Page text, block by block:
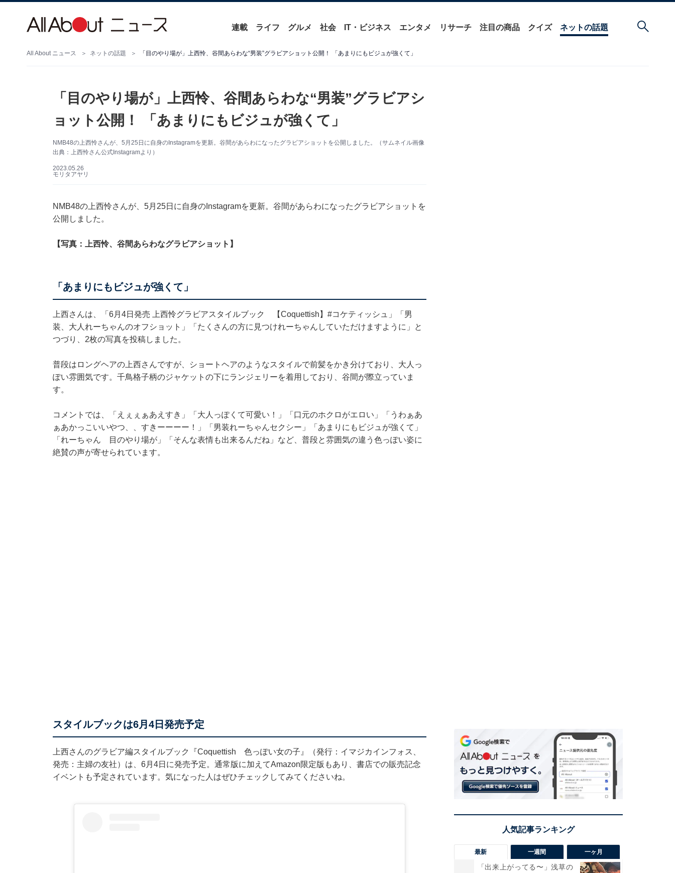
連載 ライフ グルメ 社会 IT・ビジネス エンタメ リサーチ 注目の商品 クイズ ネットの話題
All About ニュース ネットの話題 「目のやり場が」上西怜、谷間あらわな“男装”グラビアショット公開！ 「あまりにもビジュが強くて」
「目のやり場が」上西怜、谷間あらわな“男装”グラビアシ
ョット公開！ 「あまりにもビジュが強くて」
NMB48の上西怜さんが、5月25日に自身のInstagramを更新。谷間があらわになったグラビアショットを公開しました。（サムネイル画像
出典：上西怜さん公式Instagramより）
2023.05.26
モリタアヤリ
NMB48の上西怜さんが、5月25日に自身のInstagramを更新。谷間があらわになったグラビアショットを
公開しました。
【写真：上西怜、谷間あらわなグラビアショット】
「あまりにもビジュが強くて」
上西さんは、「6月4日発売 上西怜グラビアスタイルブック 【Coquettish】#コケティッシュ」「男
装、大人れーちゃんのオフショット」「たくさんの方に見つけれーちゃんしていただけますように」と
つづり、2枚の写真を投稿しました。
普段はロングヘアの上西さんですが、ショートヘアのようなスタイルで前髪をかき分けており、大人っ
ぽい雰囲気です。千鳥格子柄のジャケットの下にランジェリーを着用しており、谷間が際立っていま
す。
コメントでは、「えぇぇぁあえすき」「大人っぽくて可愛い！」「口元のホクロがエロい」「うわぁあ
ぁあかっこいいやつ、、すきーーーー！」「男装れーちゃんセクシー」「あまりにもビジュが強くて」
「れーちゃん 目のやり場が」「そんな表情も出来るんだね」など、普段と雰囲気の違う色っぽい姿に
絶賛の声が寄せられています。
スタイルブックは6月4日発売予定
上西さんのグラビア編スタイルブック『Coquettish 色っぽい女の子』（発行：イマジカインフォス、
発売：主婦の友社）は、6月4日に発売予定。通常版に加えてAmazon限定版もあり、書店での販売記念
イベントも予定されています。気になった人はぜひチェックしてみてくださいね。
最新 一週間 一ヶ月
「出来上がってる〜」浅草の